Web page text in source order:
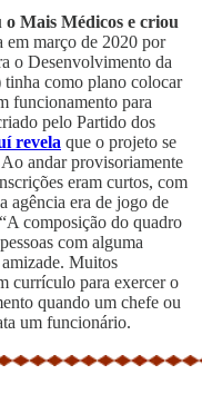
Mais Médicos e criou
em março de 2020 por
o Desenvolvimento da
como plano colocar
funcionamento para
pelo Partido dos
revela que o projeto se
andar provisoriamente
eram curtos, com
agência era de jogo de
composição do quadro
com alguma
Muitos
currículo para exercer o
quando um chefe ou
um funcionário.